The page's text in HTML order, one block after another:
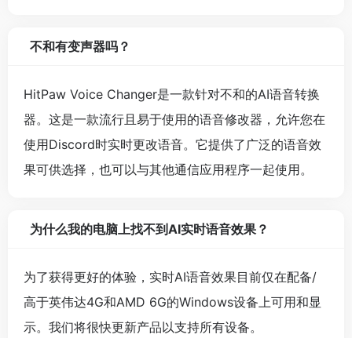
不和有变声器吗？
HitPaw Voice Changer是一款针对不和的AI语音转换
器。这是一款流行且易于使用的语音修改器，允许您在
使用Discord时实时更改语音。它提供了广泛的语音效
果可供选择，也可以与其他通信应用程序一起使用。
为什么我的电脑上找不到AI实时语音效果？
为了获得更好的体验，实时AI语音效果目前仅在配备/
高于英伟达4G和AMD 6G的Windows设备上可用和显
示。我们将很快更新产品以支持所有设备。